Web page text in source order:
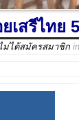
เสรีไทย
ไม่ได้สมัครสมาชิก in